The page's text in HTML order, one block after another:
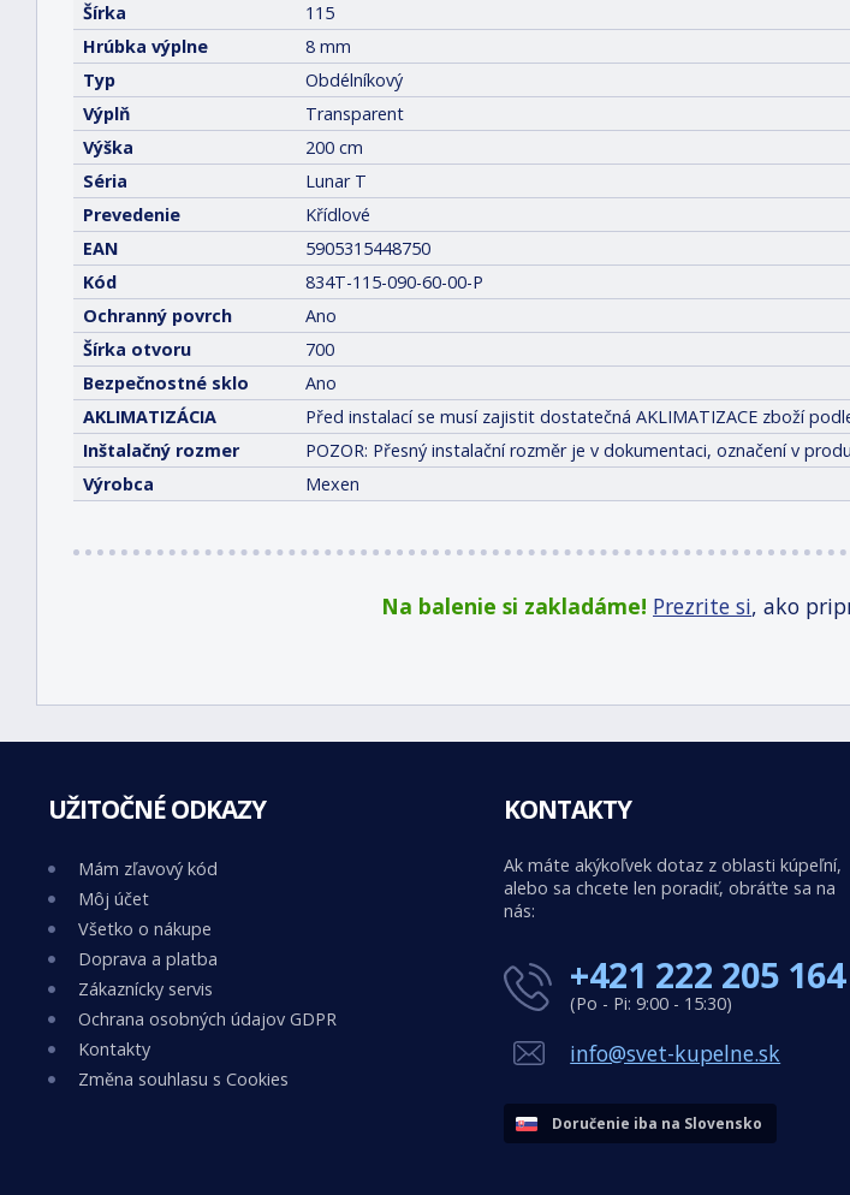
Šírka
115
Hrúbka výplne
8 mm
Typ
Obdélníkový
Výplň
Transparent
Výška
200 cm
Séria
Lunar T
Prevedenie
Křídlové
EAN
5905315448750
Kód
834T-115-090-60-00-P
Ochranný povrch
Ano
Šírka otvoru
700
Bezpečnostné sklo
Ano
AKLIMATIZÁCIA
Před instalací se musí zajistit dostatečná AKLIMATIZACE zboží
Inštalačný rozmer
POZOR: Přesný instalační rozměr je v dokumentaci, označení v
Výrobca
Mexen
Na balenie si zakladáme! Prezrite si, ako
UŽITOČNÉ ODKAZY
Mám zľavový kód
Môj účet
Všetko o nákupe
Doprava a platba
Zákaznícky servis
Ochrana osobných údajov GDPR
Kontakty
Změna souhlasu s Cookies
KONTAKTY
Ak máte akýkoľvek dotaz z oblasti kúpeľní,
alebo sa chcete len poradiť, obráťte sa na
nás:
+421 222 205 164
(Po - Pi: 9:00 - 15:30)
info@svet-kupelne.sk
Doručenie iba na Slovensko